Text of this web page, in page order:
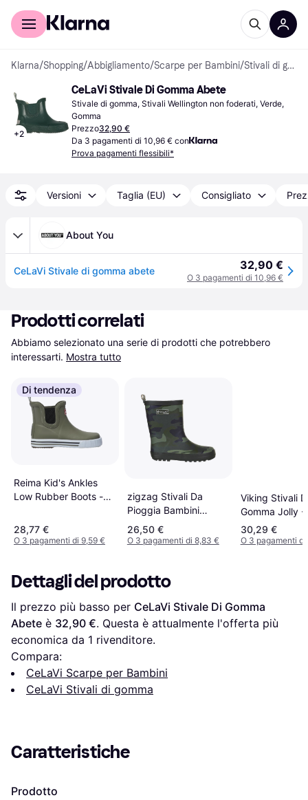
Per il tuo shopping
Klarna/Shopping/Abbigliamento/Scarpe per Bambini/ Stivali di gomma
+2
CeLaVi Stivale Di Gomma Abete
Stivale di gomma, Stivali Wellington non foderati, Verde,
Gomma
Prezzo32,90 €
Da 3 pagamenti di 10,96 € con
Prova pagamenti flessibili*
Versioni Taglia (EU) Consigliato
About You
CeLaVi Stivale di gomma abete 32,90 €
O 3 pagamenti di 10,96 €
Prodotti correlati
Abbiamo selezionato una serie di prodotti che potrebbero
interessarti. Mostra tutto
Di tendenza
Reima Kid's Ankles
Low Rubber Boots -
28,77 €
O 3 pagamenti di 9,59 €
zigzag Stivali Da
Pioggia Bambini
Gemus - Vert
26,50 €
O 3 pagamenti di 8,83 €
Viking Stivali
Gomma Jolly -
Oliva
30,29 €
O 3 pagamenti
Dettagli del prodotto
Il prezzo più basso per CeLaVi Stivale Di Gomma
Abete è 32,90 €. Questa è attualmente l'offerta più
economica da 1 rivenditore.
Compara:
CeLaVi Scarpe per Bambini
CeLaVi Stivali di gomma
Caratteristiche
Prodotto